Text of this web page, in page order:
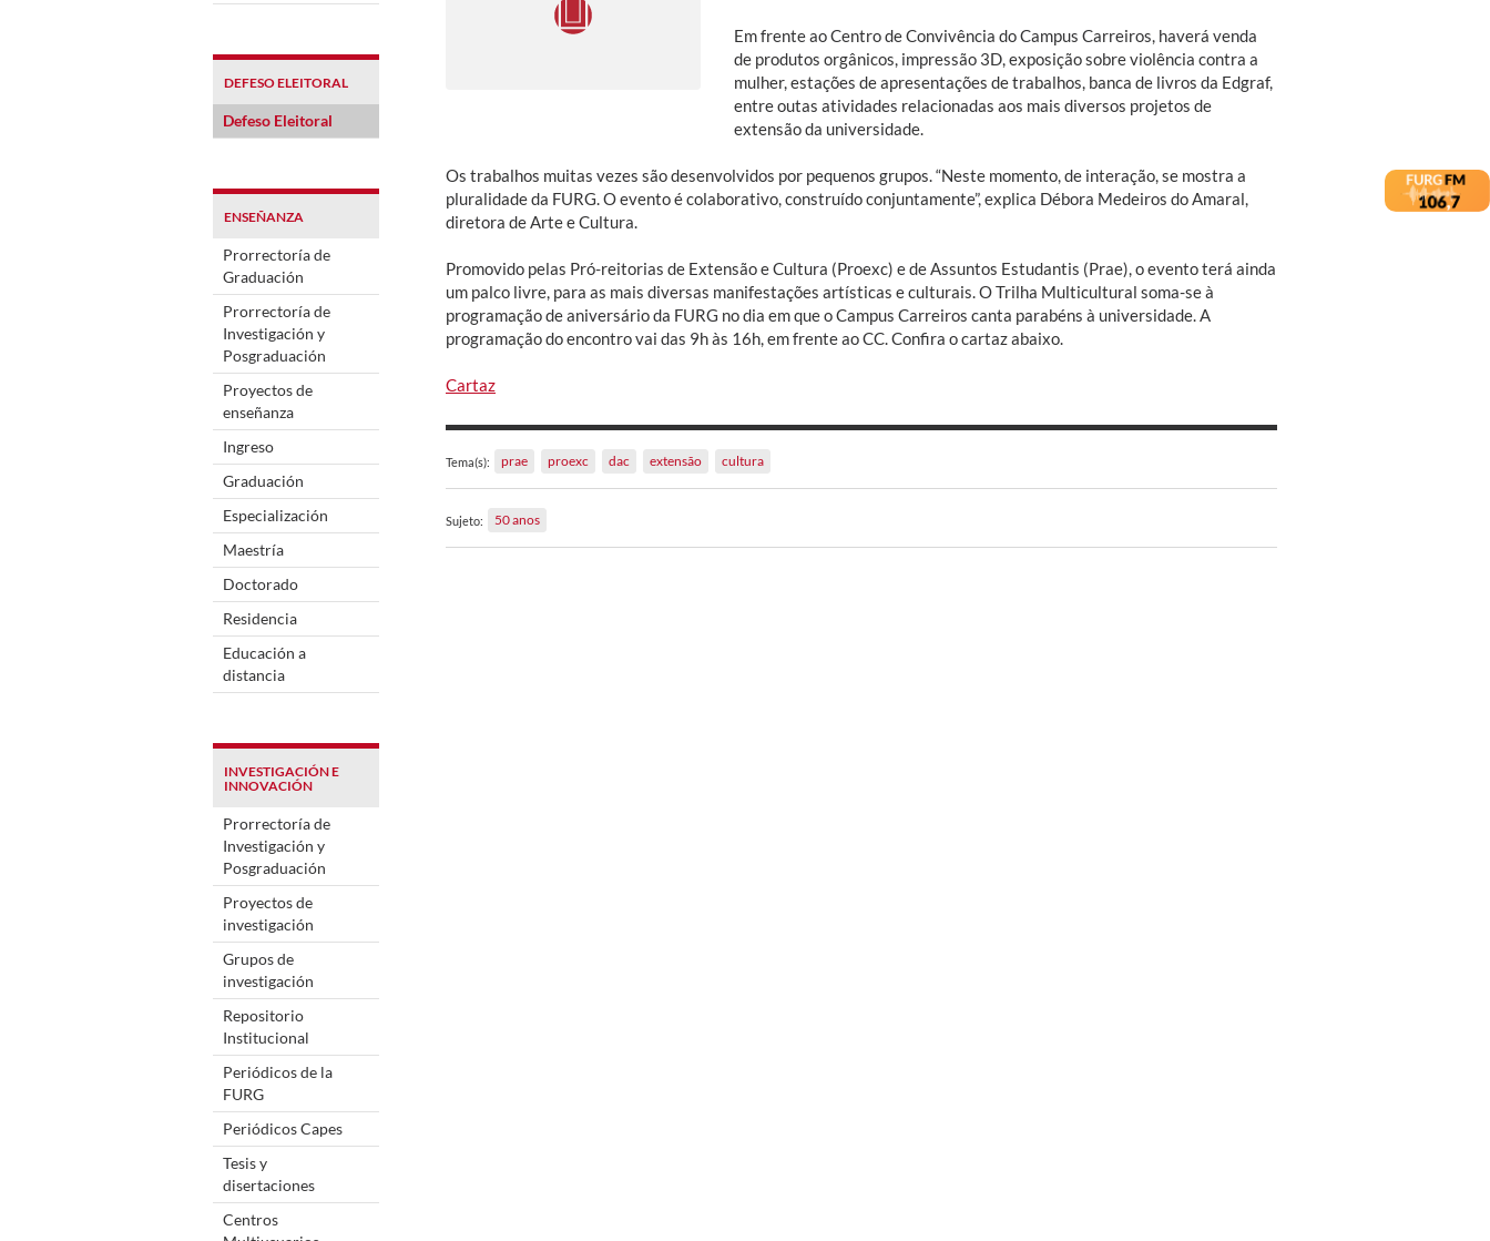
DEFESO ELEITORAL
Defeso Eleitoral
ENSEÑANZA
Prorrectoría de
Graduación
Prorrectoría de
Investigación y
Posgraduación
Proyectos de
enseñanza
Ingreso
Graduación
Especialización
Maestría
Doctorado
Residencia
Educación a
distancia
INVESTIGACIÓN E
INNOVACIÓN
Prorrectoría de
Investigación y
Posgraduación
Proyectos de
investigación
Grupos de
investigación
Repositorio
Institucional
Periódicos de la
FURG
Periódicos Capes
Tesis y
disertaciones
Centros
Em frente ao Centro de Convivência do Campus Carreiros, haverá venda
de produtos orgânicos, impressão 3D, exposição sobre violência contra a
mulher, estações de apresentações de trabalhos, banca de livros da Edgraf,
entre outas atividades relacionadas aos mais diversos projetos de
extensão da universidade.
Os trabalhos muitas vezes são desenvolvidos por pequenos grupos. “Neste momento, de interação, se mostra a
pluralidade da FURG. O evento é colaborativo, construído conjuntamente”, explica Débora Medeiros do Amaral,
diretora de Arte e Cultura.
Promovido pelas Pró-reitorias de Extensão e Cultura (Proexc) e de Assuntos Estudantis (Prae), o evento terá ainda
um palco livre, para as mais diversas manifestações artísticas e culturais. O Trilha Multicultural soma-se à
programação de aniversário da FURG no dia em que o Campus Carreiros canta parabéns à universidade. A
programação do encontro vai das 9h às 16h, em frente ao CC. Confira o cartaz abaixo.
Cartaz
Tema(s): prae proexc dac extensão cultura
Sujeto: 50 anos